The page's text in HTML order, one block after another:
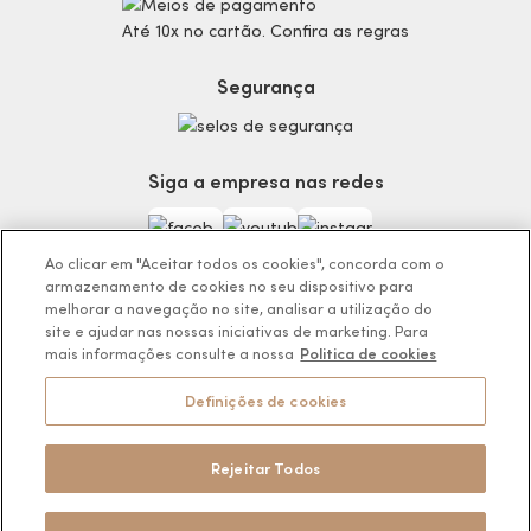
Código de defesa do consumidor
Trocas e Devoluções
Teste do Tom de Base
Teste da Fragrância Perfeita
Encontre o Presente Ideal!
Beauty Week
Guia da Beleza Eudora
Até 10x no cartão. Confira as regras
Segurança
Siga a empresa nas redes
Os preços da loja online podem variar em relação as lojas físicas e
venda direta.
CEP 11900-000 | CNPJ/MF 11.137.051/0406-41
Ao clicar em "Aceitar todos os cookies", concorda com o
armazenamento de cookies no seu dispositivo para
melhorar a navegação no site, analisar a utilização do
site e ajudar nas nossas iniciativas de marketing. Para
mais informações consulte a nossa Politica de cookies
Definições de cookies
Rejeitar Todos